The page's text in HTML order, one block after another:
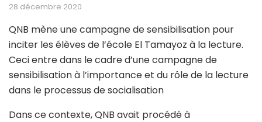
28 décembre 2020
QNB mène une campagne de sensibilisation pour
inciter les élèves de l’école El Tamayoz à la lecture.
Ceci entre dans le cadre d’une campagne de
sensibilisation à l’importance et du rôle de la lecture
dans le processus de socialisation
Dans ce contexte, QNB avait procédé à